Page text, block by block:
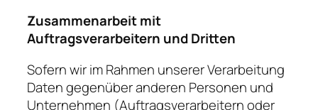
Zusammenarbeit mit
Auftragsverarbeitern und Dritten
Sofern wir im Rahmen unserer Verarbeitung
Daten gegenüber anderen Personen und
Unternehmen (Auftragsverarbeitern oder